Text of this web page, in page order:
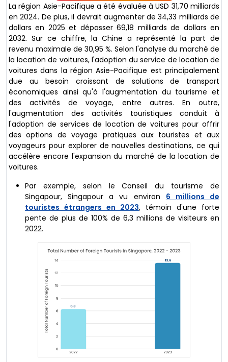
La région Asie-Pacifique a été évaluée à USD 31,70 milliards
en 2024. De plus, il devrait augmenter de 34,33 milliards de
dollars en 2025 et dépasser 69,18 milliards de dollars en
2032. Sur ce chiffre, la Chine a représenté la part de
revenu maximale de 30,95 %. Selon l'analyse du marché de
la location de voitures, l'adoption du service de location de
voitures dans la région Asie-Pacifique est principalement
due au besoin croissant de solutions de transport
économiques ainsi qu'à l'augmentation du tourisme et
des activités de voyage, entre autres. En outre,
l'augmentation des activités touristiques conduit à
l'adoption de services de location de voitures pour offrir
des options de voyage pratiques aux touristes et aux
voyageurs pour explorer de nouvelles destinations, ce qui
accélère encore l'expansion du marché de la location de
voitures.
Par exemple, selon le Conseil du tourisme de
Singapour, Singapour a vu environ 6 millions de
touristes étrangers en 2023, témoin d'une forte
pente de plus de 100% de 6,3 millions de visiteurs en
2022.